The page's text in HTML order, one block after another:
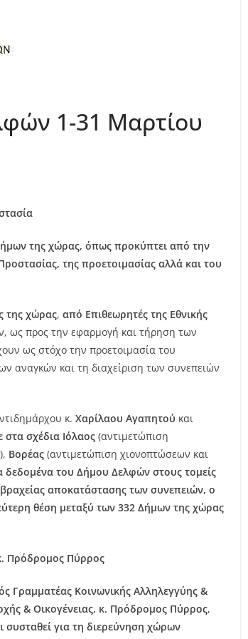
1-31 Μαρτίου
της χώρας, όπως προκύπτει από την
της προετοιμασίας αλλά και του
της χώρας, από Επιθεωρητές της Εθνικής
ως προς την εφαρμογή και τήρηση των
ως στόχο την προετοιμασία του
αναγκών και τη διαχείριση των συνεπειών
κ. Χαρίλαου Αγαπητού και
στα σχέδια Ιόλαος (αντιμετώπιση
Βορέας (αντιμετώπιση χιονοπτώσεων και
του Δήμου Δελφών στους τομείς
αποκατάστασης των συνεπειών, ο
θέση μεταξύ των 332 Δήμων της χώρας
Πρόδρομος Πύρρος
Γραμματέας Κοινωνικής Αλληλεγγύης &
& Οικογένειας, κ. Πρόδρομος Πύρρος,
για τη διερεύνηση χώρων